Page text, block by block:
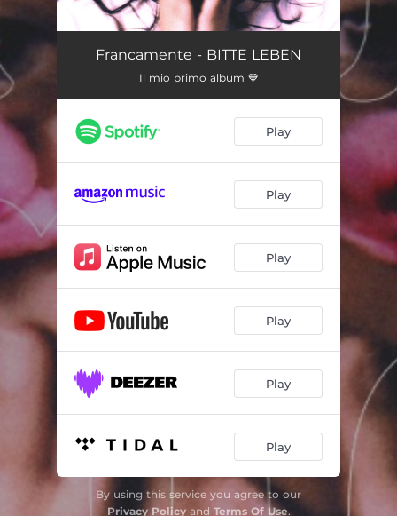
ma tu (intro) 01:16
5 di mattina
Cattedrale 03:31
Nuda di bossa
La Casa dei Miei Nonni 03:38
Telephone Tango 03:05
Non mi importa più 03:39
se potessi 04:03
PER FAVORE VIVI (outro) 03:24
Francamente - BITTE LEBEN
Il mio primo album 💙
Play
Play
Play
Play
Play
Play
By using this service you agree to our
Privacy Policyand Terms Of Use.